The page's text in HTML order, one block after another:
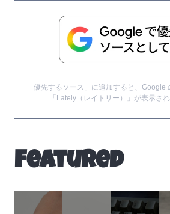
「優先するソース」に追加すると、Google
「Lately（レイトリー）」が表示さ
Featured